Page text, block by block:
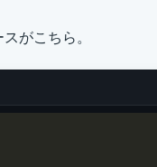
がこちら。